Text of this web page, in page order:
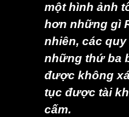
một hình ảnh
hơn những gì
nhiên, các
những thứ ba
được không
tục được tài
cấm.